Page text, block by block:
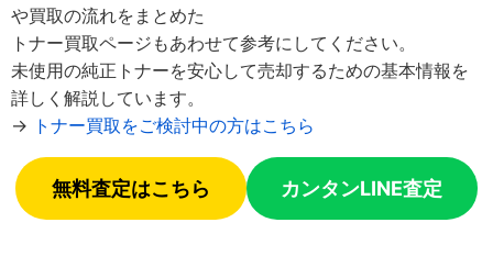
や買取の流れをまとめた
トナー買取ページもあわせて参考にしてください。
未使用の純正トナーを安心して売却するための基本情報を
詳しく解説しています。
→ トナー買取をご検討中の方はこちら
無料査定はこちら カンタンLINE査定